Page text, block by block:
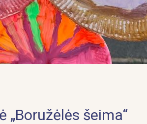
„Boružėlės šeima“